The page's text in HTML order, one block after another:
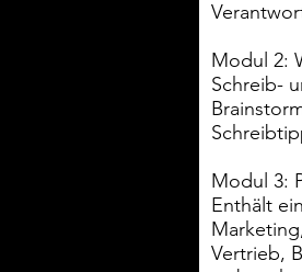
Modul 2:
Schreib-
Modul 3:
Enthält
Vertrieb,